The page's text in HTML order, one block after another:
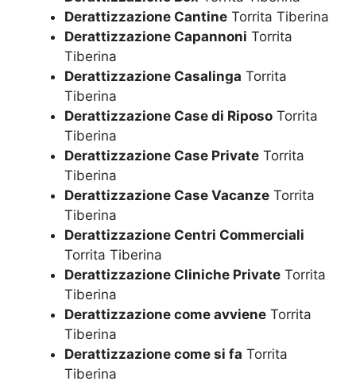
Derattizzazione Cantine Torrita Tiberina
Derattizzazione Capannoni Torrita
Tiberina
Derattizzazione Casalinga Torrita
Tiberina
Derattizzazione Case di Riposo Torrita
Tiberina
Derattizzazione Case Private Torrita
Tiberina
Derattizzazione Case Vacanze Torrita
Tiberina
Derattizzazione Centri Commerciali
Torrita Tiberina
Derattizzazione Cliniche Private Torrita
Tiberina
Derattizzazione come avviene Torrita
Tiberina
Derattizzazione come si fa Torrita
Tiberina